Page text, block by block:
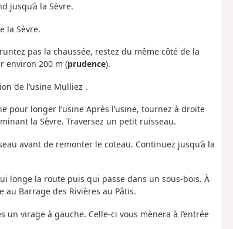
jusqu’à la Sèvre.
la Sèvre.
pas la chaussée, restez du même côté de la
environ 200 m (prudence).
de l’usine Mulliez .
pour longer l’usine Après l’usine, tournez à droite
la Sèvre. Traversez un petit ruisseau.
avant de remonter le coteau. Continuez jusqu’à la
longe la route puis qui passe dans un sous-bois. À
Barrage des Rivières au Pâtis.
virage à gauche. Celle-ci vous mènera à l’entrée